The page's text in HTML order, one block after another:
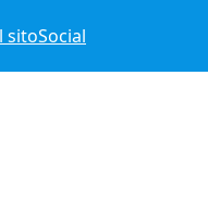
sitoSocial